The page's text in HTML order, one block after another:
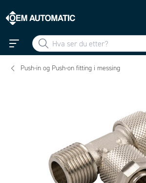
Push-in og Push-on fitting i messing